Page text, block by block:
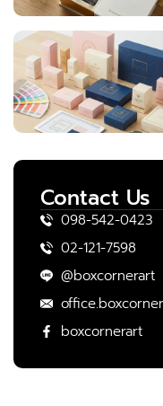
Contact Us
098-542-0423
02-121-7598
@boxcornerart
boxcornerart